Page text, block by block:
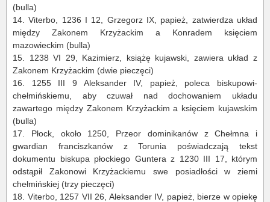
(bulla)
14.Viterbo, 1236 I 12, Grzegorz IX, papież, zatwierdza układ
między Zakonem Krzyżackim a Konradem księciem
mazowieckim (bulla)
15. 1238 VI 29, Kazimierz, książę kujawski, zawiera układ z
Zakonem Krzyżackim (dwie pieczęci)
16. 1255 III 9 Aleksander IV, papież, poleca biskupowi-
chełmińskiemu , aby czuwał nad dochowaniem układu
zawartego między Zakonem Krzyżackim a księciem kujawskim
(bulla)
17. Płock, około 1250, Przeor dominikanów z Chełmna i
gwardian franciszkanów z Torunia poświadczają tekst
dokumentu biskupa płockiego Guntera z 1230 III 17, którym
odstąpił Zakonowi Krzyżackiemu swe posiadłości w ziemi
chełmińskiej (trzy pieczęci)
18. Viterbo, 1257 VII 26, Aleksander IV, papież, bierze w opiekę